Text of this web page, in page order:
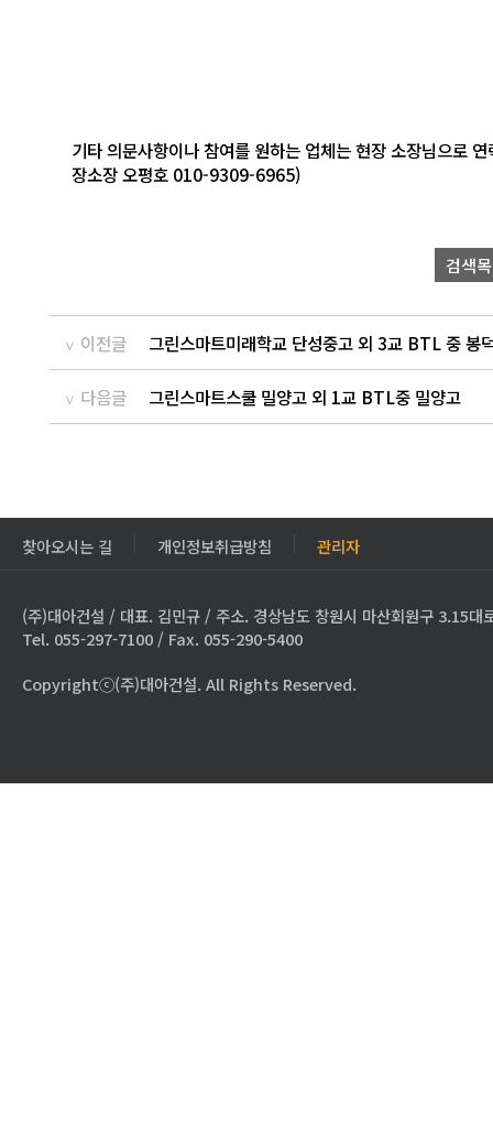
기타 의문사항이나 참여를 원하는 업체는 현장 소장님으로
장소장 오평호 010-9309-6965)
검색
이전글 그린스마트미래학교 단성중고 외 3교 BTL 중 봉
다음글 그린스마트스쿨 밀양고 외 1교 BTL중 밀양고
찾아오시는 길 개인정보취급방침 관리자
(주)대아건설 / 대표. 김민규 / 주소. 경상남도 창원시 마산회원구 3.15대
Tel. 055-297-7100 / Fax. 055-290-5400
Copyrightⓒ(주)대아건설. All Rights Reserved.